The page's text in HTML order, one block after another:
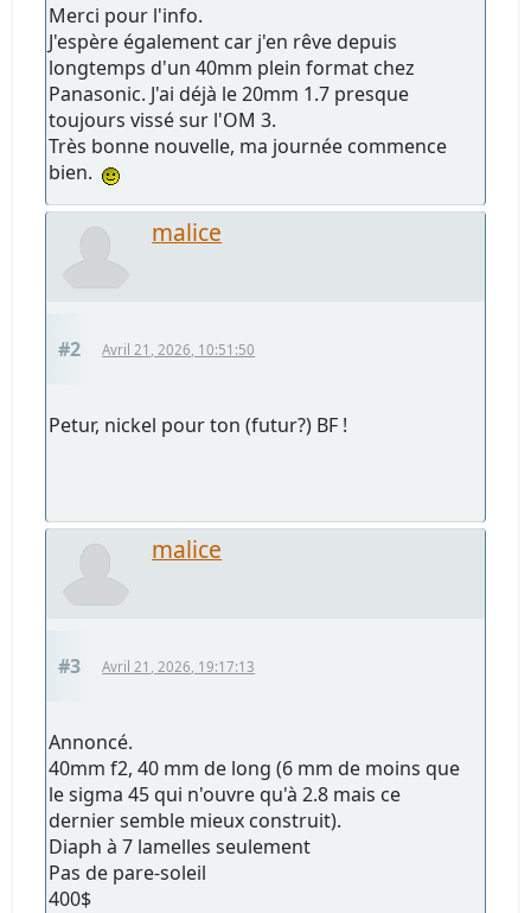
Merci pour l'info.
J'espère également car j'en rêve depuis
longtemps d'un 40mm plein format chez
Panasonic. J'ai déjà le 20mm 1.7 presque
toujours vissé sur l'OM 3.
Très bonne nouvelle, ma journée commence
bien.
malice
#2 Avril 21, 2026, 10:51:50
Petur, nickel pour ton (futur?) BF !
malice
#3 Avril 21, 2026, 19:17:13
Annoncé.
40mm f2, 40 mm de long (6 mm de moins que
le sigma 45 qui n'ouvre qu'à 2.8 mais ce
dernier semble mieux construit).
Diaph à 7 lamelles seulement
Pas de pare-soleil
400$